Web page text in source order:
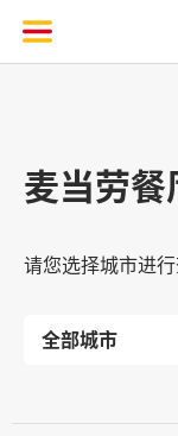
麦当劳餐
请您选择城市进